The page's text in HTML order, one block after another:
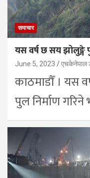
समाचार
यस वर्ष छ सय झोलुङ्गे
June 5, 2023 एचकेनेपाल
काठमाडौँ । यस
पुल निर्माण